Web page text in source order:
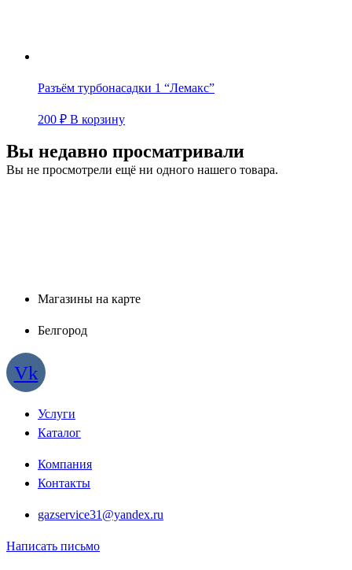
Разъём турбонасадки 1 “Лемакс”
200 ₽ В корзину
Вы недавно просматривали
Вы не просмотрели ещё ни одного нашего товара.
Магазины на карте
Белгород
Vk
Услуги
Каталог
Компания
Контакты
gazservice31@yandex.ru
Написать письмо